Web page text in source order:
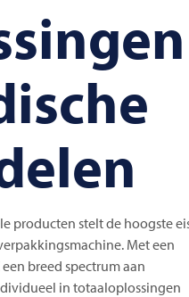
producten stelt de hoogste
Met een
een breed spectrum aan
in totaaloplossingen